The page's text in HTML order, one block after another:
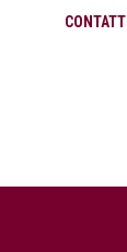
CONTATTI